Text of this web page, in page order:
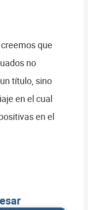
que
no
título, sino
en el cual
en el